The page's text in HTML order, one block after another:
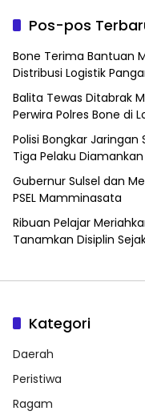
Pos-pos
Bone Terima Bantuan
Distribusi Logistik
Balita Tewas Ditabrak
Perwira Polres Bone di
Polisi Bongkar
Tiga Pelaku Diamankan
Gubernur Sulsel dan
PSEL Mamminasata
Ribuan Pelajar
Tanamkan Disiplin
Kategori
Daerah
Peristiwa
Ragam